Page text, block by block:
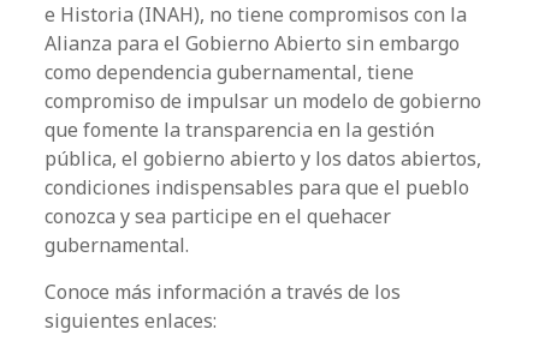
e Historia (INAH), no tiene compromisos con la
Alianza para el Gobierno Abierto sin embargo
como dependencia gubernamental, tiene
compromiso de impulsar un modelo de gobierno
que fomente la transparencia en la gestión
pública, el gobierno abierto y los datos abiertos,
condiciones indispensables para que el pueblo
conozca y sea participe en el quehacer
gubernamental.
Conoce más información a través de los
siguientes enlaces: